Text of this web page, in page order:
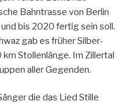
Bahntrasse von Berlin
bis 2020 fertig sein soll.
gab es früher Silber-
Stollenlänge. Im Zillertal
aller Gegenden.
die das Lied Stille